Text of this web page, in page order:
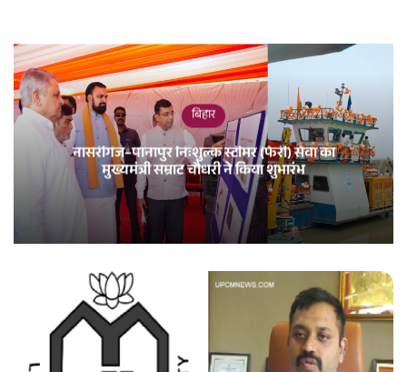
बिहार
नासरीगंज–पानापुर निःशुल्क स्टीमर (फेरी) सेवा का
मुख्यमंत्री सम्राट चौधरी ने किया शुभारंभ